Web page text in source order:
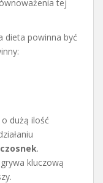
tej
dieta powinna być
dużą ilość
czosnek.
kluczową